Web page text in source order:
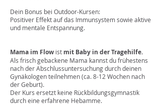
Dein Bonus bei Outdoor-Kursen:
Positiver Effekt auf das Immunsystem sowie aktive
und mentale Entspannung.
Mama im Flow ist mit Baby in der Tragehilfe.
Als frisch gebackene Mama kannst du frühestens
nach der Abschlussuntersuchung durch deinen
Gynäkologen teilnehmen (ca. 8-12 Wochen nach
der Geburt).
Der Kurs ersetzt keine Rückbildungsgymnastik
durch eine erfahrene Hebamme.